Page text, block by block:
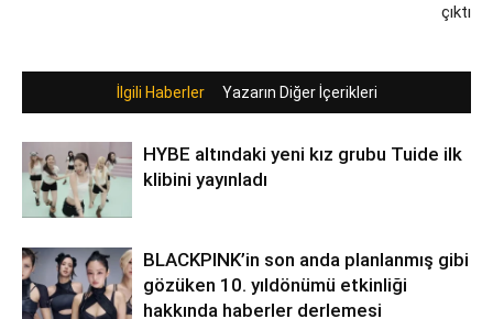
çıktı
İlgili Haberler Yazarın Diğer İçerikleri
HYBE altındaki yeni kız grubu Tuide ilk
klibini yayınladı
BLACKPINK’in son anda planlanmış gibi
gözüken 10. yıldönümü etkinliği
hakkında haberler derlemesi